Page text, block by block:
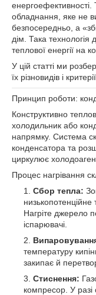
обладнання, яке не
безпосередньо, а
дім. Така
теплової енергії на
У цій статті ми
їх різновидів і
Принцип роботи:
Конструктивно
холодильник або
напрямку. Система
конденсатора та
циркулює
Процес нагрівання
Сбор тепла:
низькопотенційне
Нагріте джерело
іспарювачі.
температуру
закипає й
Стиснення:
компресор. У разі